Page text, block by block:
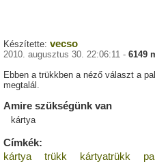
Készítette: vecso
2010. augusztus 30. 22:06:11 - 6149
Ebben a trükkben a néző választ a
megtalál.
Amire szükségünk van
kártya
Címkék:
kártya
trükk kártyatrükk